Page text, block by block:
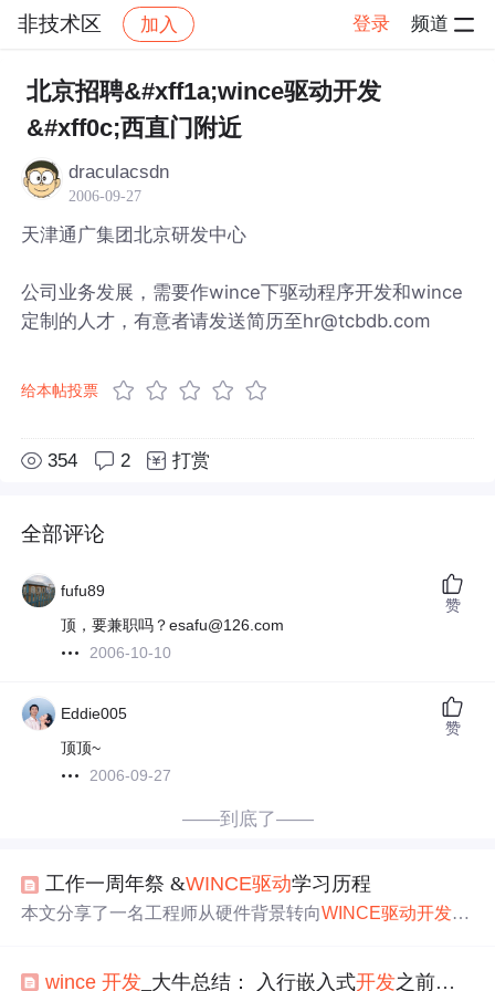
非技术区 加入 登录 频道
社区 非技术区 帖子详情
北京招聘&#xff1a;wince驱动开发
&#xff0c;西直门附近
draculacsdn
2006-09-27
天津通广集团北京研发中心
公司业务发展，需要作wince下驱动程序开发和wince
定制的人才，有意者请发送简历至hr@tcbdb.com
给本帖投票
354 2 打赏
全部评论
fufu89
顶，要兼职吗？esafu@126.com
2006-10-10
赞
Eddie005
顶顶~
2006-09-27
赞
——到底了——
工作一周年祭 &WINCE驱动学习历程
本文分享了一名工程师从硬件背景转向WINCE驱动开发的
学习资料。
wince 开发 _大牛总结： 入行嵌入式开发之前，先来看看这个规划